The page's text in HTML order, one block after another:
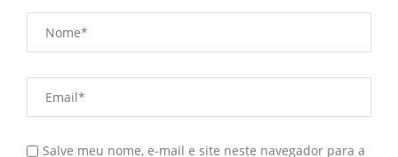
Salve meu nome, e-mail e site neste navegador para a